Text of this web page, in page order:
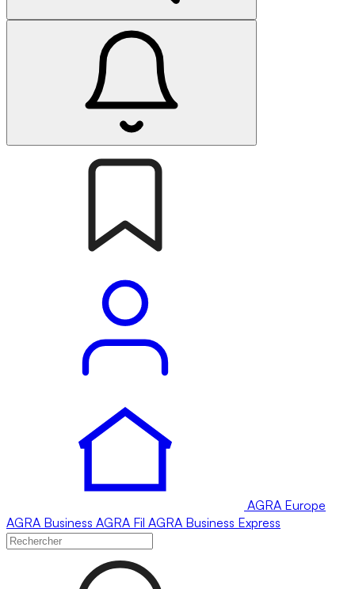
AGRA Europe
AGRA Business AGRA Fil AGRA Business Express